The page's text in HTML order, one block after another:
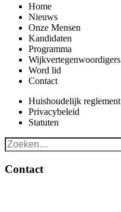
Home
Nieuws
Onze Mensen
Kandidaten
Programma
Wijkvertegenwoordigers
Word lid
Contact
Huishoudelijk reglement
Privacybeleid
Statuten
Contact